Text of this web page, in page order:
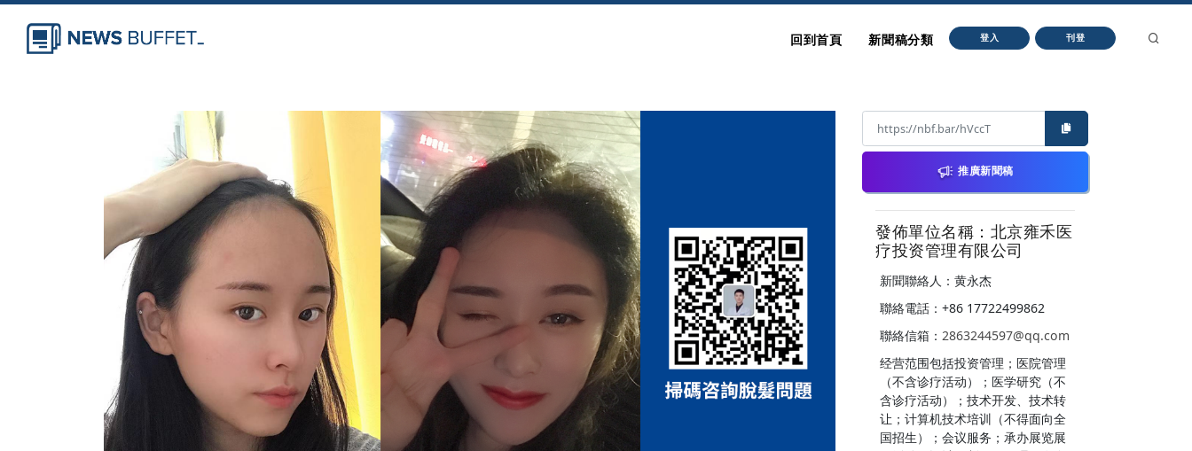
回到首頁 新聞稿分類 登入 刊登
推廣新聞稿
發佈單位名稱：北京雍禾医
疗投资管理有限公司
新聞聯絡人：黄永杰
聯絡電話：+86 17722499862
聯絡信箱： 2863244597@qq.com
经营范围包括投资管理；医院管理
（不含诊疗活动）；医学研究（不
含诊疗活动）；技术开发、技术转
让；计算机技术培训（不得面向全
国招生）；会议服务；承办展览展